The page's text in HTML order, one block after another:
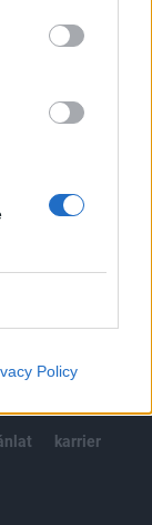
Policy
karrier